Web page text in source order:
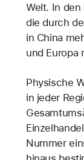
Welt. In
die durch
in China
und Europa
Physische
in jeder
Nummer